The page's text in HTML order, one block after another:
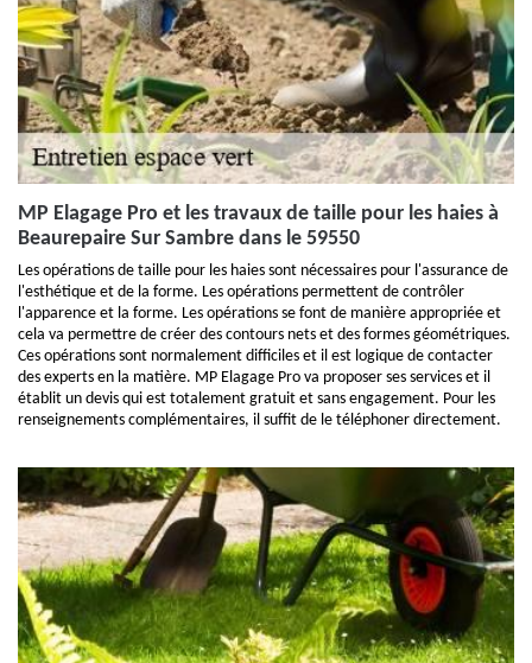
MP Elagage Pro et les travaux de taille pour les haies à
Beaurepaire Sur Sambre dans le 59550
Les opérations de taille pour les haies sont nécessaires pour l'assurance de
l'esthétique et de la forme. Les opérations permettent de contrôler
l'apparence et la forme. Les opérations se font de manière appropriée et
cela va permettre de créer des contours nets et des formes géométriques.
Ces opérations sont normalement difficiles et il est logique de contacter
des experts en la matière. MP Elagage Pro va proposer ses services et il
établit un devis qui est totalement gratuit et sans engagement. Pour les
renseignements complémentaires, il suffit de le téléphoner directement.